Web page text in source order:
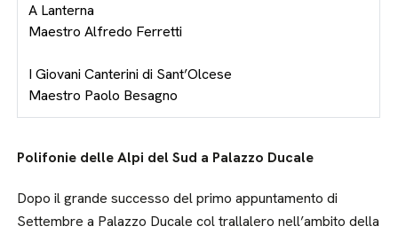
A Lanterna
Maestro Alfredo Ferretti
I Giovani Canterini di Sant’Olcese
Maestro Paolo Besagno
Polifonie delle Alpi del Sud a Palazzo Ducale
Dopo il grande successo del primo appuntamento di
Settembre a Palazzo Ducale col trallalero nell’ambito della